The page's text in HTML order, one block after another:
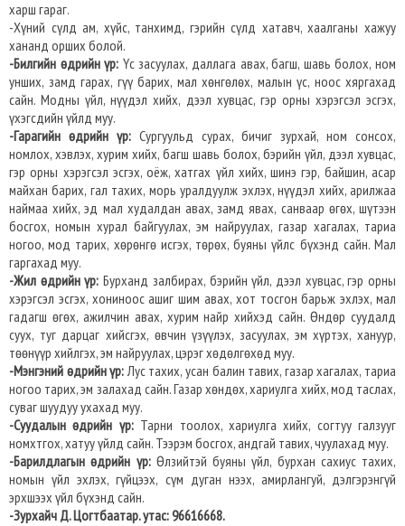
харш гараг.
-Хүний сүлд ам, хүйс, танхимд, гэрийн сүлд хатавч, хаалганы хажуу
хананд орших болой.
-Билгийн өдрийн үр: Үс засуулах, даллага авах, багш, шавь болох, ном
унших, замд гарах, гүү барих, мал хөнгөлөх, малын үс, ноос хяргахад
сайн. Модны үйл, нүүдэл хийх, дээл хувцас, гэр орны хэрэгсэл эсгэх,
үхэгсдийн үйлд муу.
-Гарагийн өдрийн үр: Сургуульд сурах, бичиг зурхай, ном сонсох,
номлох, хэвлэх, хурим хийх, багш шавь болох, бэрийн үйл, дээл хувцас,
гэр орны хэрэгсэл эсгэх, оёж, хатгах үйл хийх, шинэ гэр, байшин, асар
майхан барих, гал тахих, морь уралдуулж эхлэх, нүүдэл хийх, арилжаа
наймаа хийх, эд мал худалдан авах, замд явах, санваар өгөх, шүтээн
босгох, номын хурал байгуулах, эм найруулах, газар хагалах, тариа
ногоо, мод тарих, хөрөнгө исгэх, төрөх, буяны үйлс бүхэнд сайн. Мал
гаргахад муу.
-Жил өдрийн үр: Бурханд залбирах, бэрийн үйл, дээл хувцас, гэр орны
хэрэгсэл эсгэх, хониноос ашиг шим авах, хот тосгон барьж эхлэх, мал
гадагш өгөх, ажилчин авах, хурим найр хийхэд сайн. Өндөр суудалд
суух, туг дарцаг хийсгэх, өвчин үзүүлэх, засуулах, эм хүртэх, хануур,
төөнүүр хийлгэх, эм найруулах, цэрэг хөдөлгөхөд муу.
-Мэнгэний өдрийн үр:Лус тахих, усан балин тавих, газар хагалах, тариа
ногоо тарих, эм залахад сайн. Газар хөндөх, хариулга хийх, мод таслах,
суваг шуудуу ухахад муу.
-Суудалын өдрийн үр:Тарни тоолох, хариулга хийх, согтуу галзууг
номхтгох, хатуу үйлд сайн. Тээрэм босгох, андгай тавих, чуулахад муу.
-Барилдлагын өдрийн үр: Өлзийтэй буяны үйл, бурхан сахиус тахих,
номын үйл эхлэх, гүйцээх, сүм дуган нээх, амирлангуй, дэлгэрэнгүй
эрхшээх үйл бүхэнд сайн.
-Зурхайч Д. Цогтбаатар. утас: 96616668.